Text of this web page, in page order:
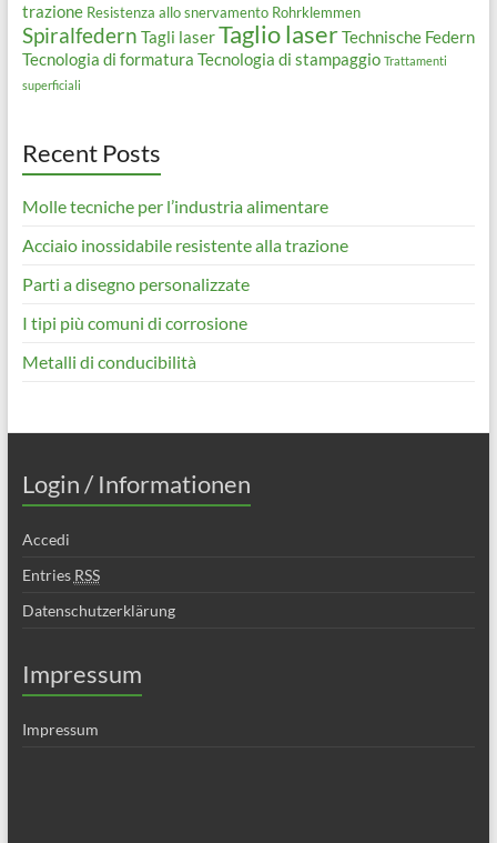
trazione Resistenza allo snervamento Rohrklemmen
Spiralfedern Tagli laserTaglio laserTechnische Federn
Tecnologia di formatura Tecnologia di stampaggio Trattamenti
superficiali
Recent Posts
Molle tecniche per l’industria alimentare
Acciaio inossidabile resistente alla trazione
Parti a disegno personalizzate
I tipi più comuni di corrosione
Metalli di conducibilità
Login / Informationen
Accedi
Entries RSS
Datenschutzerklärung
Impressum
Impressum